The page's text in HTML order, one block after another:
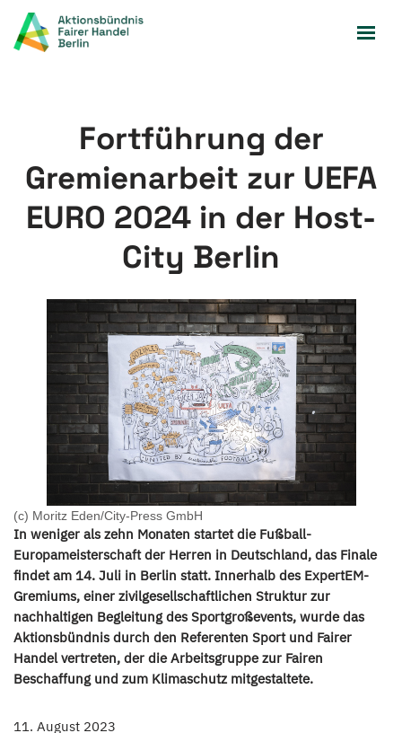
Zum
Fortführung der
Gremienarbeit zur UEFA
EURO 2024 in der Host-
City Berlin
(c) Moritz Eden/City-Press GmbH
In weniger als zehn Monaten startet die Fußball-
Europameisterschaft der Herren in Deutschland, das Finale
findet am 14. Juli in Berlin statt. Innerhalb des ExpertEM-
Gremiums, einer zivilgesellschaftlichen Struktur zur
nachhaltigen Begleitung des Sportgroßevents, wurde das
Aktionsbündnis durch den Referenten Sport und Fairer
Handel vertreten, der die Arbeitsgruppe zur Fairen
Beschaffung und zum Klimaschutz mitgestaltete.
11. August 2023